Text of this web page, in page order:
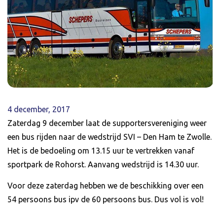
4 december, 2017
Zaterdag 9 december laat de supportersvereniging weer
een bus rijden naar de wedstrijd SVI – Den Ham te Zwolle.
Het is de bedoeling om 13.15 uur te vertrekken vanaf
sportpark de Rohorst. Aanvang wedstrijd is 14.30 uur.
Voor deze zaterdag hebben we de beschikking over een
54 persoons bus ipv de 60 persoons bus. Dus vol is vol!